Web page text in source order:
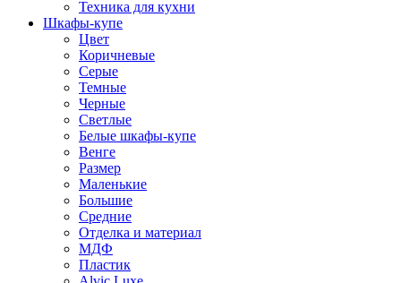
Техника для кухни
Шкафы-купе
Цвет
Коричневые
Серые
Темные
Черные
Светлые
Белые шкафы-купе
Венге
Размер
Маленькие
Большие
Средние
Отделка и материал
МДФ
Пластик